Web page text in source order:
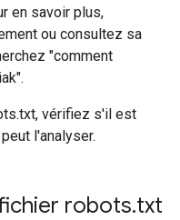
en savoir plus,
ou consultez sa
"comment
vérifiez s'il est
l'analyser.
robots.txt